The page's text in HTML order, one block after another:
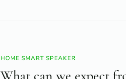
HOME SMART SPEAKER
What can we expect